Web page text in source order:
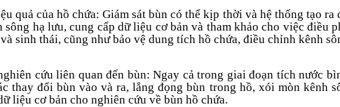
quả của hồ chứa: Giám sát bùn có thể kịp thời và hệ thống tạo
hạ lưu, cung cấp dữ liệu cơ bản và tham khảo cho việc điều
sinh thái, cũng như bảo vệ dung tích hồ chứa, điều chỉnh kênh
cứu liên quan đến bùn: Ngay cả trong giai đoạn tích nước
thay đổi bùn vào và ra, lắng đọng bùn trong hồ, xói mòn kênh
liệu cơ bản cho nghiên cứu về bùn hồ chứa.